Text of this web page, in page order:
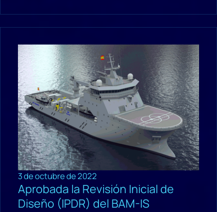
3 de octubre de 2022
Aprobada la Revisión Inicial de
Diseño (IPDR) del BAM-IS